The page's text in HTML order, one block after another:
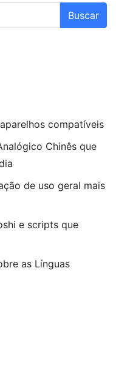
compatíveis
Chinês que
de uso geral mais
e scripts que
as Línguas